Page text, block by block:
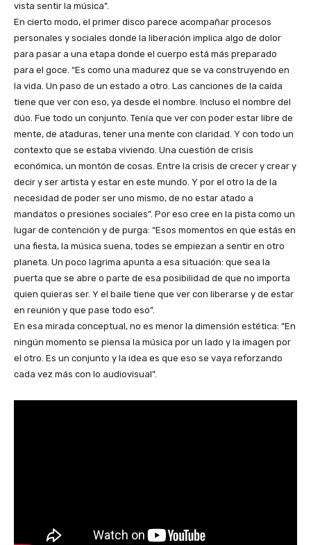
vista sentir la música”.
En cierto modo, el primer disco parece acompañar procesos
personales y sociales donde la liberación implica algo de dolor
para pasar a una etapa donde el cuerpo está más preparado
para el goce. “Es como una madurez que se va construyendo en
la vida. Un paso de un estado a otro. Las canciones de la caída
tiene que ver con eso, ya desde el nombre. Incluso el nombre del
dúo. Fue todo un conjunto. Tenía que ver con poder estar libre de
mente, de ataduras, tener una mente con claridad. Y con todo un
contexto que se estaba viviendo. Una cuestión de crisis
económica, un montón de cosas. Entre la crisis de crecer y crear y
decir y ser artista y estar en este mundo. Y por el otro la de la
necesidad de poder ser uno mismo, de no estar atado a
mandatos o presiones sociales”. Por eso cree en la pista como un
lugar de contención y de purga: “Esos momentos en que estás en
una fiesta, la música suena, todes se empiezan a sentir en otro
planeta. Un poco lagrima apunta a esa situación: que sea la
puerta que se abre o parte de esa posibilidad de que no importa
quien quieras ser. Y el baile tiene que ver con liberarse y de estar
en reunión y que pase todo eso”.
En esa mirada conceptual, no es menor la dimensión estética: “En
ningún momento se piensa la música por un lado y la imagen por
el otro. Es un conjunto y la idea es que eso se vaya reforzando
cada vez más con lo audiovisual”.